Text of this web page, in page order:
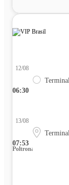
06:30
12/08
07:53
13/08
Poltrona